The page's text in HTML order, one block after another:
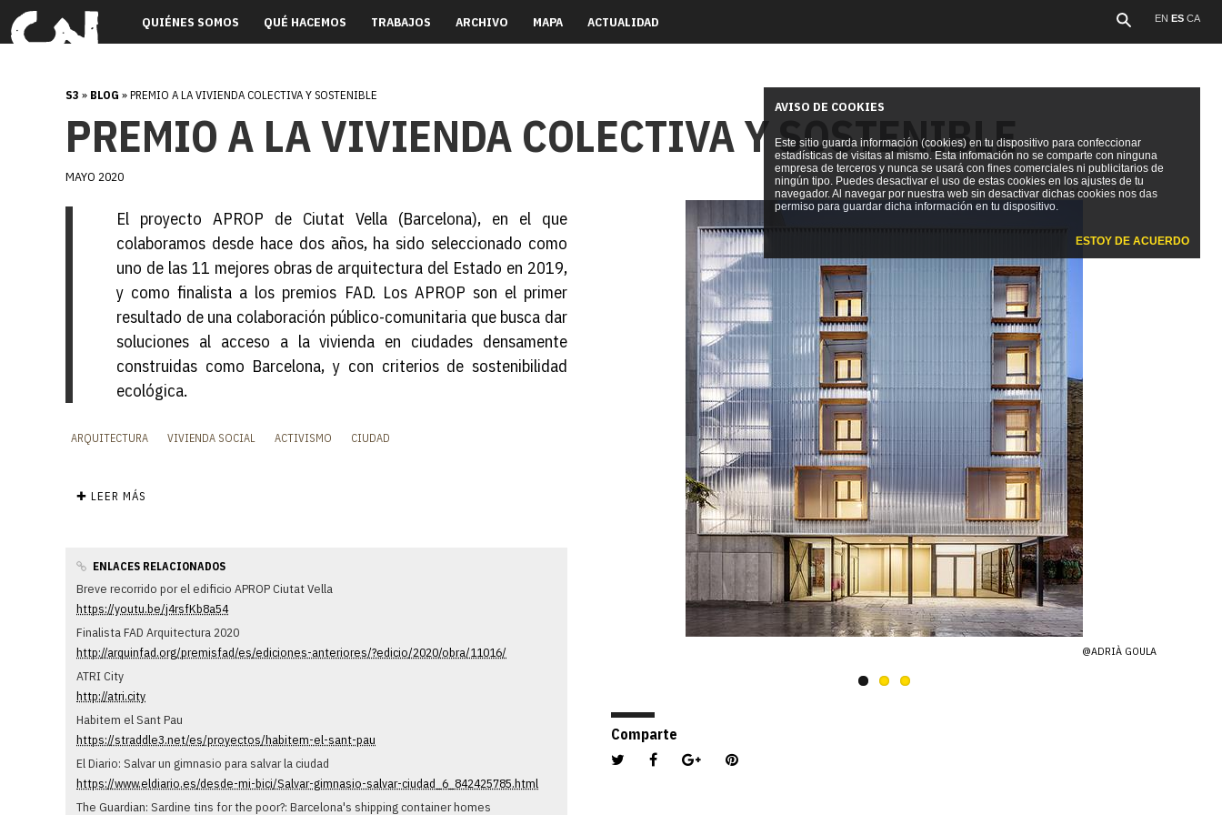
QUIÉNES SOMOS QUÉ HACEMOS TRABAJOS ARCHIVO MAPA ACTUALIDAD EN ES CA
S3 » BLOG » PREMIO A LA VIVIENDA COLECTIVA Y SOSTENIBLE
PREMIO A LA VIVIENDA COLECTIVA Y SOSTENIBLE
MAYO 2020
El proyecto APROP de Ciutat Vella (Barcelona), en el que
colaboramos desde hace dos años, ha sido seleccionado como
uno de las 11 mejores obras de arquitectura del Estado en 2019,
y como finalista a los premios FAD. Los APROP son el primer
resultado de una colaboración público-comunitaria que busca dar
soluciones al acceso a la vivienda en ciudades densamente
construidas como Barcelona, y con criterios de sostenibilidad
ecológica.
ARQUITECTURA VIVIENDA SOCIAL ACTIVISMO CIUDAD
✚ LEER MÁS
ENLACES RELACIONADOS
Breve recorrido por el edificio APROP Ciutat Vella
https://youtu.be/j4rsfKb8a54
Finalista FAD Arquitectura 2020
http://arquinfad.org/premisfad/es/ediciones-anteriores/?edicio/2020/obra/11016/
ATRI City
http://atri.city
Habitem el Sant Pau
https://straddle3.net/es/proyectos/habitem-el-sant-pau
El Diario: Salvar un gimnasio para salvar la ciudad
https://www.eldiario.es/desde-mi-bici/Salvar-gimnasio-salvar-ciudad_6_842425785.html
The Guardian: Sardine tins for the poor?: Barcelona's shipping container homes
Mostrando 3 fotos
@ADRIÀ GOULA
Comparte
AVISO DE COOKIES
Este sitio guarda información (cookies) en tu dispositivo para confeccionar
estadísticas de visitas al mismo. Esta infomación no se comparte con ninguna
empresa de terceros y nunca se usará con fines comerciales ni publicitarios de
ningún tipo. Puedes desactivar el uso de estas cookies en los ajustes de tu
navegador. Al navegar por nuestra web sin desactivar dichas cookies nos das
permiso para guardar dicha información en tu dispositivo.
ESTOY DE ACUERDO